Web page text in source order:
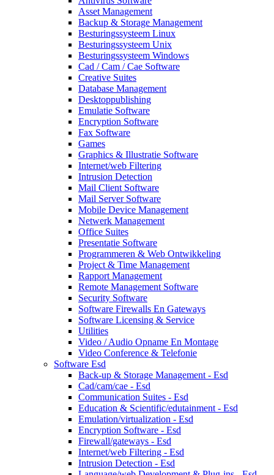
Asset Management
Backup & Storage Management
Besturingssysteem Linux
Besturingssysteem Unix
Besturingssysteem Windows
Cad / Cam / Cae Software
Creative Suites
Database Management
Desktoppublishing
Emulatie Software
Encryption Software
Fax Software
Games
Graphics & Illustratie Software
Internet/web Filtering
Intrusion Detection
Mail Client Software
Mail Server Software
Mobile Device Management
Netwerk Management
Office Suites
Presentatie Software
Programmeren & Web Ontwikkeling
Project & Time Management
Rapport Management
Remote Management Software
Security Software
Software Firewalls En Gateways
Software Licensing & Service
Utilities
Video / Audio Opname En Montage
Video Conference & Telefonie
Software Esd
Back-up & Storage Management - Esd
Cad/cam/cae - Esd
Communication Suites - Esd
Education & Scientific/edutainment - Esd
Emulation/virtualization - Esd
Encryption Software - Esd
Firewall/gateways - Esd
Internet/web Filtering - Esd
Intrusion Detection - Esd